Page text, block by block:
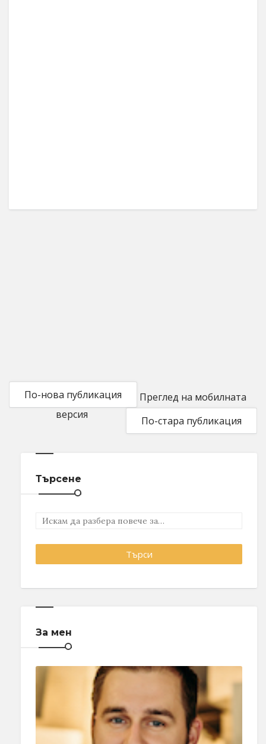
По-нова публикация
По-стара публикация
Преглед на мобилната
версия
Търсене
За мен